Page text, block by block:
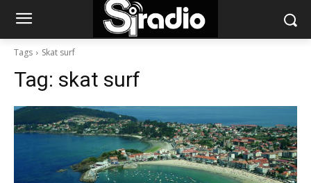
Tags Skat surf
Tag: skat surf